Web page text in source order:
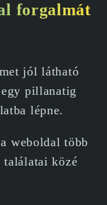
forgalmát
jól látható
pillanatig
lépne.
a weboldal több
találatai közé